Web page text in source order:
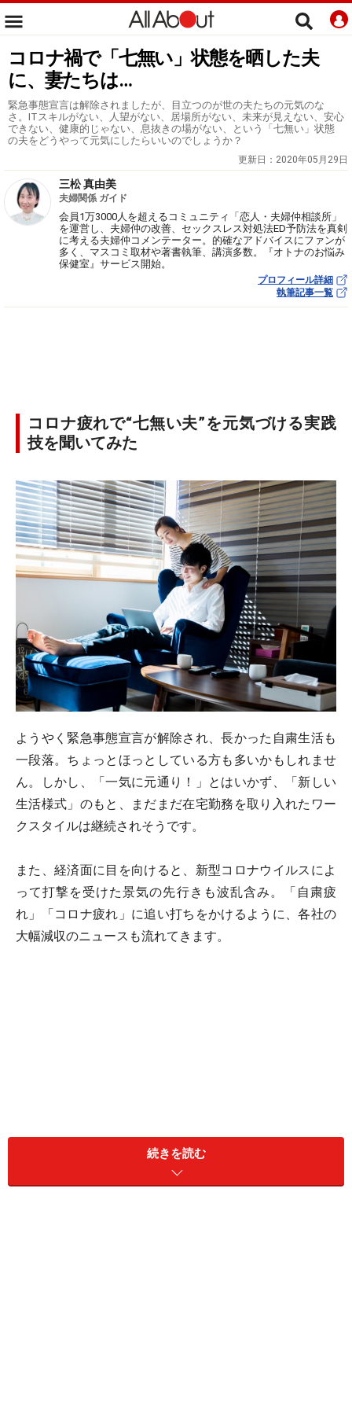
コロナ禍で「七無い」状態を晒した夫
に、妻たちは…
緊急事態宣言は解除されましたが、目立つのが世の夫たちの元気のな
さ。ITスキルがない、人望がない、居場所がない、未来が見えない、安心
できない、健康的じゃない、息抜きの場がない、という「七無い」状態
の夫をどうやって元気にしたらいいのでしょうか？
更新日： 2020年05月29日
三松 真由美
夫婦関係 ガイド
会員1万3000人を超えるコミュニティ「恋人・夫婦仲相談所」
を運営し、夫婦仲の改善、セックスレス対処法ED予防法を真剣
に考える夫婦仲コメンテーター。的確なアドバイスにファンが
多く、マスコミ取材や著書執筆、講演多数。『オトナのお悩み
保健室』サービス開始。
プロフィール詳細
執筆記事一覧
コロナ疲れで“七無い夫”を元気づける実践
技を聞いてみた
ようやく緊急事態宣言が解除され、長かった自粛生活も
一段落。ちょっとほっとしている方も多いかもしれませ
ん。しかし、「一気に元通り！」とはいかず、「新しい
生活様式」のもと、まだまだ在宅勤務を取り入れたワー
クスタイルは継続されそうです。
また、経済面に目を向けると、新型コロナウイルスによ
って打撃を受けた景気の先行きも波乱含み。「自粛疲
れ」「コロナ疲れ」に追い打ちをかけるように、各社の
大幅減収のニュースも流れてきます。
続きを読む